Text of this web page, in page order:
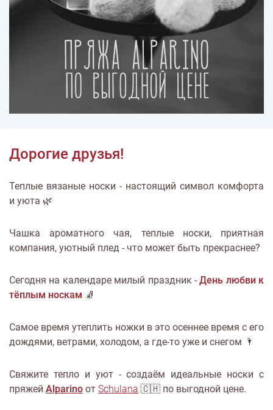
Дорогие друзья!
Теплые вязаные носки - настоящий символ комфорта
и уюта 🌿
Чашка ароматного чая, теплые носки, приятная
компания, уютный плед - что может быть прекраснее?
Сегодня на календаре милый праздник -День любви к
тёплым носкам 🧦
Самое время утеплить ножки в это осеннее время с его
дождями, ветрами, холодом, а где-то уже и снегом 🌂
Свяжите тепло и уют - создаём идеальные носки с
пряжей Alparino от Schulana 🇨🇭 по выгодной цене.